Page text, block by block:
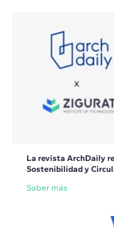
La revista ArchDaily
Sostenibilidad y
Saber más